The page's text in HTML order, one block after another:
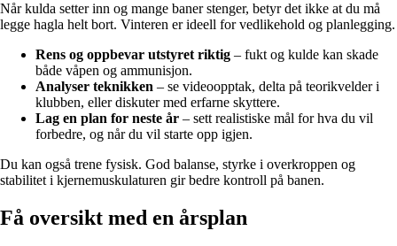
Når kulda setter inn og mange baner stenger, betyr det ikke at du må
legge hagla helt bort. Vinteren er ideell for vedlikehold og planlegging.
Rens og oppbevar utstyret riktig – fukt og kulde kan skade
både våpen og ammunisjon.
Analyser teknikken – se videoopptak, delta på teorikvelder i
klubben, eller diskuter med erfarne skyttere.
Lag en plan for neste år – sett realistiske mål for hva du vil
forbedre, og når du vil starte opp igjen.
Du kan også trene fysisk. God balanse, styrke i overkroppen og
stabilitet i kjernemuskulaturen gir bedre kontroll på banen.
Få oversikt med en årsplan